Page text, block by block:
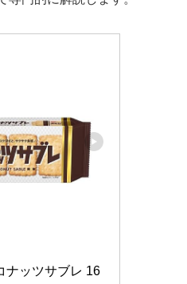
ナッツサブレ 16